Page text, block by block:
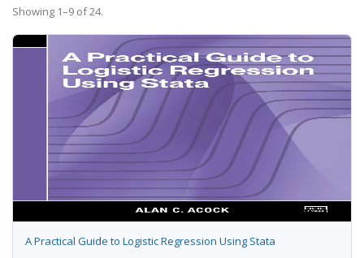
Showing 1–9 of 24.
A Practical Guide to Logistic Regression Using Stata